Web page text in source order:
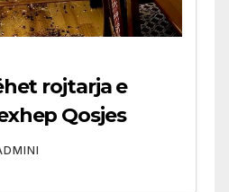
rojtarja e
Qosjes